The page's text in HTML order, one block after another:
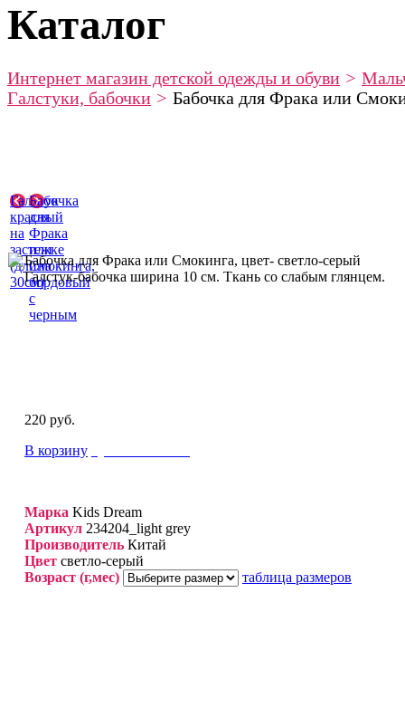
Каталог
Интернет магазин детской одежды и обуви >
Галстуки, бабочки > Бабочка для Фрака или
Галстук
красный
на
застежке
(длина
30см)
Бабочка
для
Фрака
или
Смокинга,
бордовый
с
черным
Бабочка для Фрака или Смокинга, цвет- светло-серый
Галстук-бабочка ширина 10 см. Ткань со слабым глянцем.
220 руб.
В корзину
Марка Kids Dream
Артикул 234204_light grey
Производитель Китай
Цвет светло-серый
Возраст (г,мес)
таблица размеров